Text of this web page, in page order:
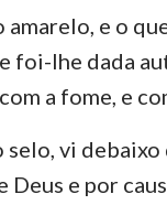
amarelo, e o
foi-lhe dada
a fome, e
vi
Deus e por